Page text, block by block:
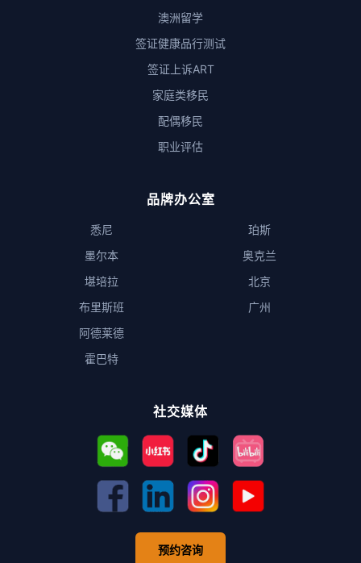
澳洲留学
签证健康品行测试
签证上诉ART
家庭类移民
配偶移民
职业评估
品牌办公室
悉尼
墨尔本
堪培拉
布里斯班
阿德莱德
霍巴特
珀斯
奥克兰
北京
广州
社交媒体
预约咨询